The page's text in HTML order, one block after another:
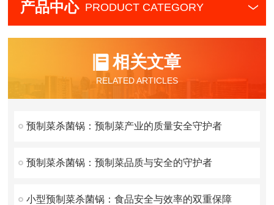
产品中心 PRODUCT CATEGORY
相关文章
RELATED ARTICLES
预制菜杀菌锅：预制菜产业的质量安全守护者
预制菜杀菌锅：预制菜品质与安全的守护者
小型预制菜杀菌锅：食品安全与效率的双重保障